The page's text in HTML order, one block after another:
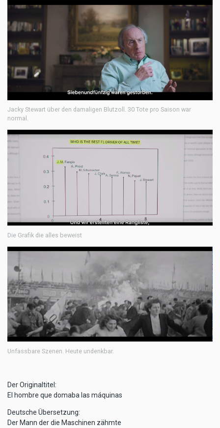
Jacky Stewart über den damaligen Blutzoll. 30 Tote pro Saison war
normal.
Die Grafik die alles beweist
Unfassbare Szenen. Heute undenkbar.
Der Originaltitel:
El hombre que domaba las máquinas
Deutsche Übersetzung:
Der Mann der die Maschinen zähmte